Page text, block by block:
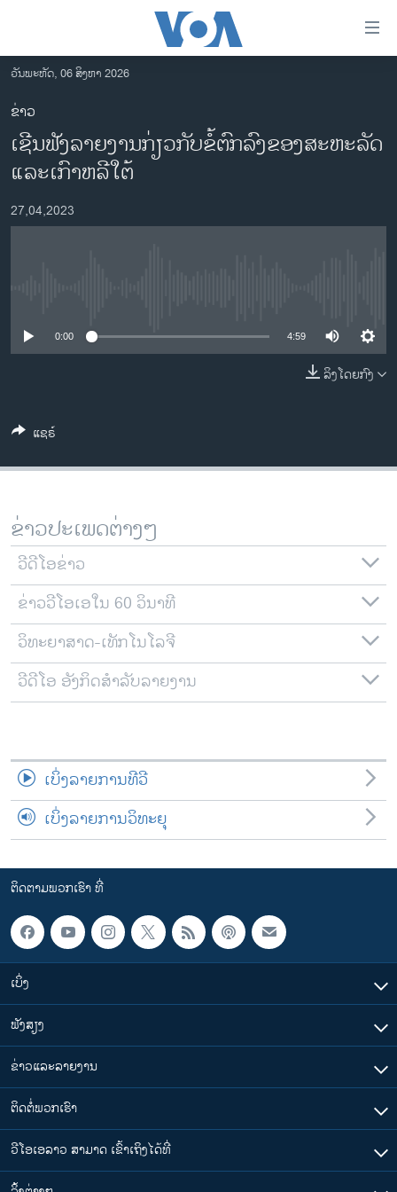
ເຂົ້າ
ຫາ
ຂ້າມ
ຂ້າມ
ຂ້າມ
ໄປ
ຫາ
ຊອກ
ອາເມຣິກາ
ຂ່າວ​ຈີນ
ຊີວິດຊາວລາວ
ທຸລະກິດ
ພາສາອັງກິດ
ສຽງ
ລາຍການກະຈາຍສຽງ
ລາຍງານ
ຕິດຕາມພວກເຮົາ ທີ່
ພາສາຕ່າງໆ
ວັນພະຫັດ, 06 ສິງຫາ 2026
ຂ່າວ
ເຊີນ​ຟັງ​ລາຍ​ງານ​ກ່ຽວກັບ​ຂໍ້​ຕົກ​ລົງ​ຂອງສະ​ຫະ​ລັດ
ແລະ​ເກົາ​ຫລີ​ໃຕ້
27,04,2023
0:00 4:59
ລິງໂດຍກົງ
ແຊຣ໌
ຂ່າວປະເພດຕ່າງໆ
ວີດີໂອຂ່າວ
ຂ່າວວີໂອເອໃນ 60 ວິນາທີ
ວິທະຍາສາດ-ເທັກໂນໂລຈີ
ວີດີໂອ ອັງກິດສຳລັບລາຍງານ
ເບິ່ງລາຍການທີວີ
ເບິ່ງລາຍການວິທະຍຸ
ຕິດຕາມພວກເຮົາ ທີ່
ເບິ່ງ
ຟັງສຽງ
ຂ່າວແລະລາຍງານ
ຕິດຕໍ່ພວກເຮົາ
ວີໂອເອລາວ ສາມາດ ເຂົ້າເຖິງໄດ້ທີ່